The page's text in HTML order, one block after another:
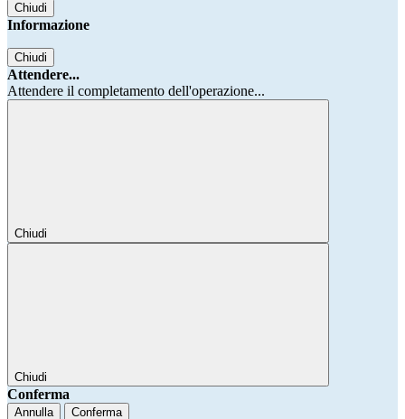
Chiudi
Informazione
Chiudi
Attendere...
Attendere il completamento dell'operazione...
Chiudi
Chiudi
Conferma
Annulla Conferma